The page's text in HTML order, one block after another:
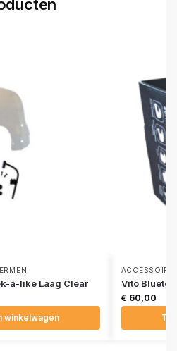
a-like Laag Clear
winkelwagen
Vito
€ 60,00